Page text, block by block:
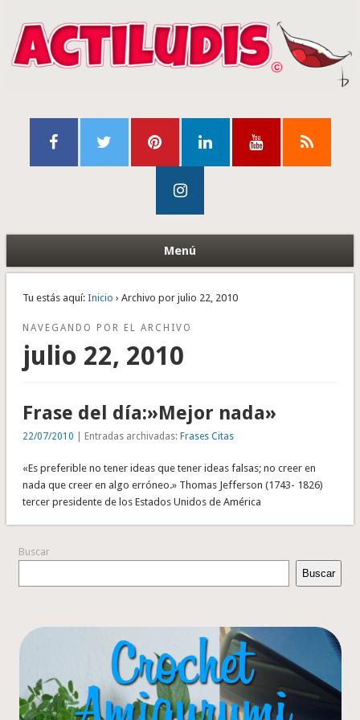
Menú
Tu estás aquí: Inicio › Archivo por julio 22, 2010
NAVEGANDO POR EL ARCHIVO
julio 22, 2010
Frase del día:»Mejor nada»
22/07/2010 | Entradas archivadas: Frases Citas
«Es preferible no tener ideas que tener ideas falsas; no creer en
nada que creer en algo erróneo.» Thomas Jefferson (1743- 1826)
tercer presidente de los Estados Unidos de América
Buscar
Buscar